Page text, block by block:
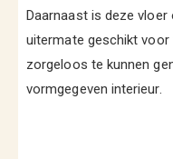
Daarnaast is deze vloer
uitermate geschikt voor
zorgeloos te kunnen
vormgegeven interieur.